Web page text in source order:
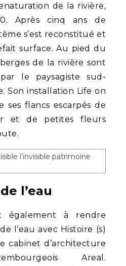
de la rivière,
Après cinq ans de
s’est reconstitué et
surface. Au pied du
de la rivière sont
le paysagiste sud-
Son installation Life on
ses flancs escarpés de
et de petites fleurs
l’invisible patrimoine
l’eau
également à rendre
l’eau avec Histoire (s)
cabinet d’architecture
Areal.